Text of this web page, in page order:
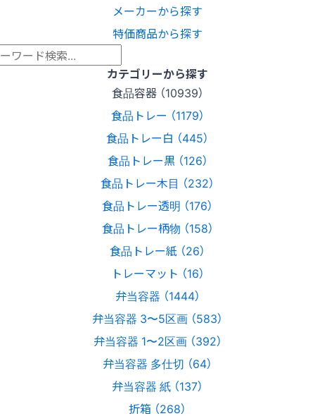
メーカーから探す
特価商品から探す
カテゴリーから探す
食品容器 （10939）
食品トレー （1179）
食品トレー白 （445）
食品トレー黒 （126）
食品トレー木目 （232）
食品トレー透明 （176）
食品トレー柄物 （158）
食品トレー紙 （26）
トレーマット （16）
弁当容器 （1444）
弁当容器 3〜5区画 （583）
弁当容器 1〜2区画 （392）
弁当容器 多仕切 （64）
弁当容器 紙 （137）
折箱 （268）